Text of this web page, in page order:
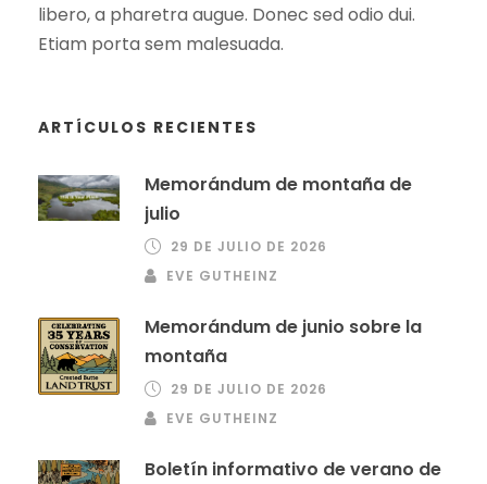
libero, a pharetra augue. Donec sed odio dui.
Etiam porta sem malesuada.
ARTÍCULOS RECIENTES
Memorándum de montaña de
julio
29 DE JULIO DE 2026
EVE GUTHEINZ
Memorándum de junio sobre la
montaña
29 DE JULIO DE 2026
EVE GUTHEINZ
Boletín informativo de verano de